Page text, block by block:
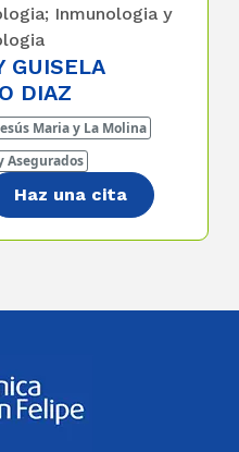
Inmunologia y
GUISELA
DIAZ
Maria y La Molina
Asegurados
Haz una cita